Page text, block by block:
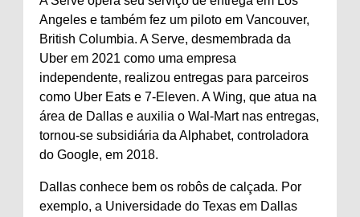
Angeles e também fez um piloto em Vancouver,
British Columbia. A Serve, desmembrada da
Uber em 2021 como uma empresa
independente, realizou entregas para parceiros
como Uber Eats e 7-Eleven. A Wing, que atua na
área de Dallas e auxilia o Wal-Mart nas entregas,
tornou-se subsidiária da Alphabet, controladora
do Google, em 2018.
Dallas conhece bem os robôs de calçada. Por
exemplo, a Universidade do Texas em Dallas